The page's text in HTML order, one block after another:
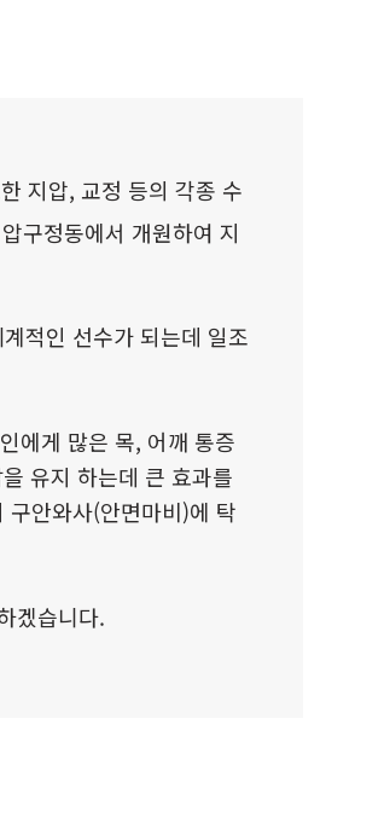
지압, 교정 등의 각종 수
구정동에서 개원하여 지
적인 선수가 되는데 일조
에게 많은 목, 어깨 통증
유지 하는데 큰 효과를
안와사(안면마비)에 탁
겠습니다.